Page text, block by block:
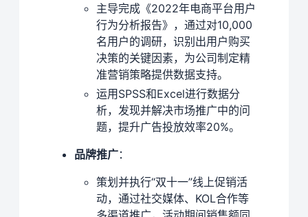
主导完成《2022年电商平台用户
行为分析报告》，通过对10,000
名用户的调研，识别出用户购买
决策的关键因素，为公司制定精
准营销策略提供数据支持。
运用SPSS和Excel进行数据分
析，发现并解决市场推广中的问
题，提升广告投放效率20%。
品牌推广：
策划并执行“双十一”线上促销活
动，通过社交媒体、KOL合作等